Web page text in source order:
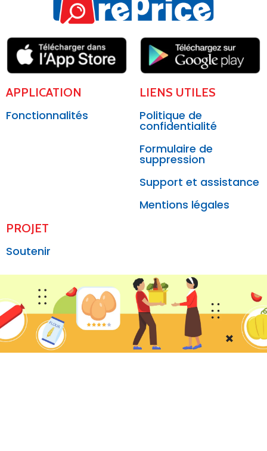
APPLICATION
Fonctionnalités
LIENS UTILES
Politique de
confidentialité
Formulaire de
suppression
Support et assistance
Mentions légales
PROJET
Soutenir